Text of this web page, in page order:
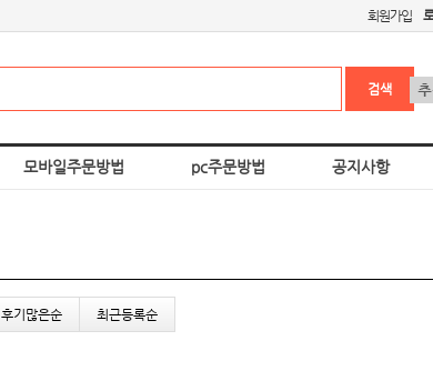
회원가입
모바일주문방법 pc주문방법 공지사항
후기많은순 최근등록순